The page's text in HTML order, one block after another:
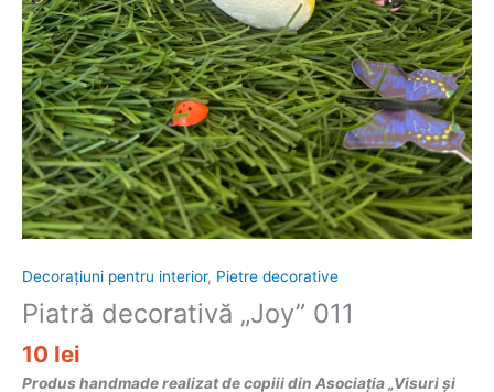
Decorațiuni pentru interior, Pietre decorative
Piatră decorativă „Joy” 011
10 lei
Produs handmade realizat de copiii din Asociația „Visuri și